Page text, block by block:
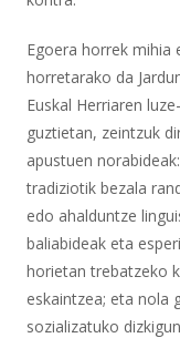
Egoera horrek mihia
horretarako da
Euskal Herriaren
guztietan, zeintzuk
apustuen
tradiziotik bezala
edo ahalduntze
baliabideak eta
horietan trebatzeko
eskaintzea; eta nola
sozializatuko